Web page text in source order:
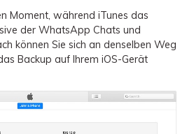
Moment, während iTunes das
der WhatsApp Chats und
können Sie sich an denselben Weg
Backup auf Ihrem iOS-Gerät